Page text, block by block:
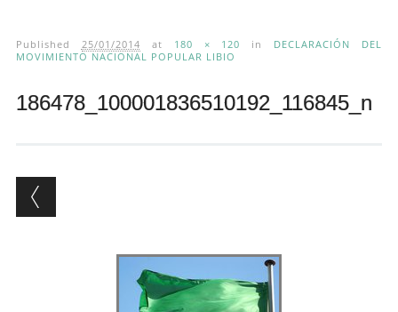
Published 25/01/2014 at 180 × 120 in DECLARACIÓN DEL
MOVIMIENTO NACIONAL POPULAR LIBIO
186478_100001836510192_116845_n